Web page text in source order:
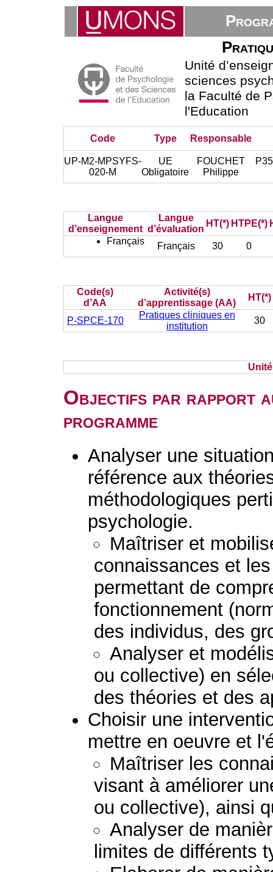
Unité
sciences
la Faculté de
l'Education
Code Type Responsable
UP-M2-MPSYFS-
020-M
UE
Obligatoire
FOUCHET
Philippe
Langue
d’enseignement
Langue
d’évaluation
HT(*) HTPE(*)
Français
Français 30 0
Code(s)
d’AA
Activité(s)
d’apprentissage (AA)
HT(*)
P-SPCE-170
Pratiques cliniques en
institution
30
Objectifs par rapport
programme
Analyser une
référence aux
méthodologiques
psychologie.
Maîtriser et
connaissances et
permettant de
fonctionnement
des individus, des
Analyser et
ou collective) en
des théories et des
Choisir une
mettre en oeuvre et
Maîtriser les
visant à améliorer
ou collective), ainsi
Analyser de
limites de différents